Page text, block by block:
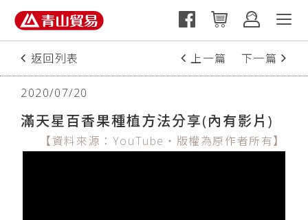
返回列表 上一篇 下一篇
2020/07/20
滿天星百香果種植方法分享(內有影片)
【資料來源：YouTube‧版權為原作者所有】